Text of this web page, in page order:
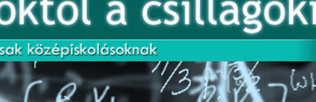
AT
OM
OK
Előadássorozat
középiskolásoknak
az ELTE
Természettudományi
Kar Fizikai